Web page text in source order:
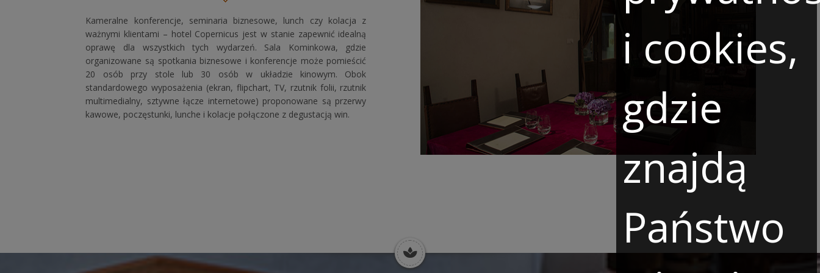
Kameralne konferencje, seminaria biznesowe, lunch czy kolacja z
ważnymi klientami – hotel Copernicus jest w stanie zapewnić idealną
oprawę dla wszystkich tych wydarzeń. Sala Kominkowa, gdzie
organizowane są spotkania biznesowe i konferencje może pomieścić
20 osób przy stole lub 30 osób w układzie kinowym. Obok
standardowego wyposażenia (ekran, flipchart, TV, rzutnik folii, rzutnik
multimedialny, sztywne łącze internetowe) proponowane są przerwy
kawowe, poczęstunki, lunche i kolacje połączone z degustacją win.
i cookies,
gdzie
znajdą
Państwo